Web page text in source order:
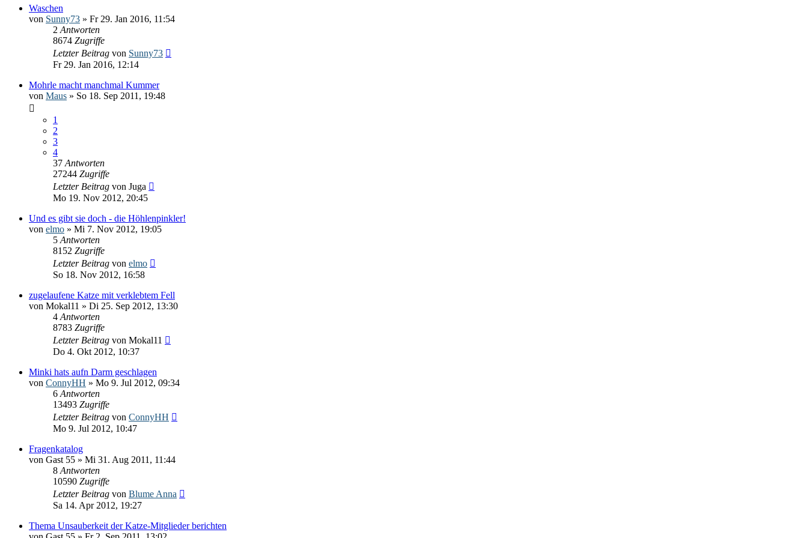
Waschen
von Sunny73 » Fr 29. Jan 2016, 11:54
2 Antworten
8674 Zugriffe
Letzter Beitrag von Sunny73
Fr 29. Jan 2016, 12:14
Mohrle macht manchmal Kummer
von Maus » So 18. Sep 2011, 19:48
1
2
3
4
37 Antworten
27244 Zugriffe
Letzter Beitrag von Juga
Mo 19. Nov 2012, 20:45
Und es gibt sie doch - die Höhlenpinkler!
von elmo » Mi 7. Nov 2012, 19:05
5 Antworten
8152 Zugriffe
Letzter Beitrag von elmo
So 18. Nov 2012, 16:58
zugelaufene Katze mit verklebtem Fell
von Mokal11 » Di 25. Sep 2012, 13:30
4 Antworten
8783 Zugriffe
Letzter Beitrag von Mokal11
Do 4. Okt 2012, 10:37
Minki hats aufn Darm geschlagen
von ConnyHH » Mo 9. Jul 2012, 09:34
6 Antworten
13493 Zugriffe
Letzter Beitrag von ConnyHH
Mo 9. Jul 2012, 10:47
Fragenkatalog
von Gast 55 » Mi 31. Aug 2011, 11:44
8 Antworten
10590 Zugriffe
Letzter Beitrag von Blume Anna
Sa 14. Apr 2012, 19:27
Thema Unsauberkeit der Katze-Mitglieder berichten